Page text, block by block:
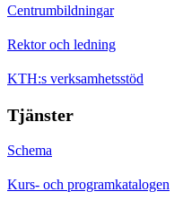
Centrumbildningar
Rektor och ledning
KTH:s verksamhetsstöd
Tjänster
Schema
Kurs- och programkatalogen